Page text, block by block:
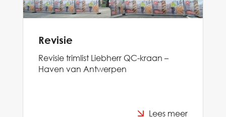
Revisie
Revisie trimlist Liebherr QC-kraan –
Haven van Antwerpen
Lees meer